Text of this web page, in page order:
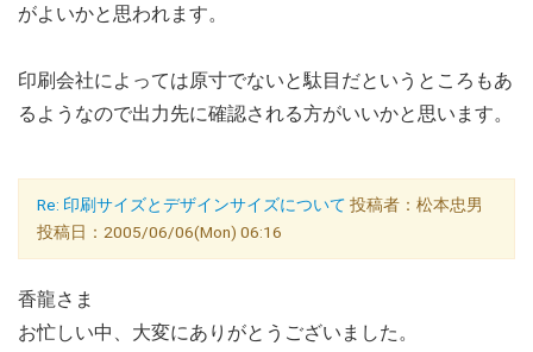
がよいかと思われます。
印刷会社によっては原寸でないと駄目だというところもあ
るようなので出力先に確認される方がいいかと思います。
Re: 印刷サイズとデザインサイズについて 投稿者：松本忠男
投稿日：2005/06/06(Mon) 06:16
香龍さま
お忙しい中、大変にありがとうございました。